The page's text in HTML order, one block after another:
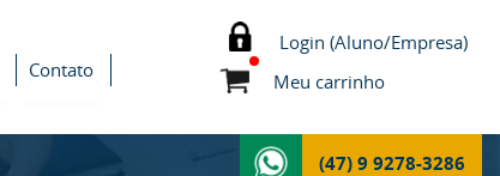
Contato
Login (Aluno/Empresa)
Meu carrinho
(47) 9 9278-3286